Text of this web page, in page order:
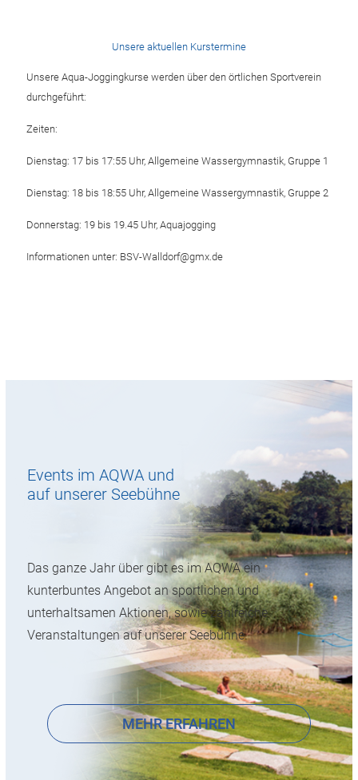
Unsere aktuellen Kurstermine
Unsere Aqua-Joggingkurse werden über den örtlichen Sportverein
durchgeführt:
Zeiten:
Dienstag: 17 bis 17:55 Uhr, Allgemeine Wassergymnastik, Gruppe 1
Dienstag: 18 bis 18:55 Uhr, Allgemeine Wassergymnastik, Gruppe 2
Donnerstag: 19 bis 19.45 Uhr, Aquajogging
Informationen unter: BSV-Walldorf@gmx.de
Events im AQWA und
auf unserer Seebühne
Das ganze Jahr über gibt es im AQWA ein
kunterbuntes Angebot an sportlichen und
unterhaltsamen Aktionen, sowie zahlreiche
Veranstaltungen auf unserer Seebühne.
MEHR ERFAHREN